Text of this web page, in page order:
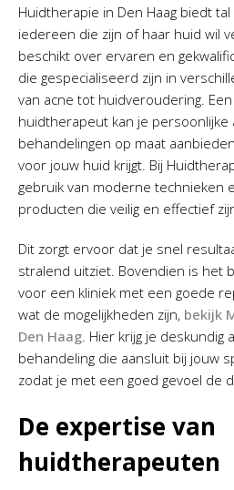
Huidtherapie in Den Haag biedt
iedereen die zijn of haar huid wil
beschikt over ervaren en
die gespecialiseerd zijn in
van acne tot huidveroudering.
huidtherapeut kan je persoonlijke
behandelingen op maat
voor jouw huid krijgt. Bij
gebruik van moderne technieken
producten die veilig en effectief
Dit zorgt ervoor dat je snel
stralend uitziet. Bovendien is het
voor een kliniek met een goede
wat de mogelijkheden zijn, bekijk
Den Haag. Hier krijg je deskundig
behandeling die aansluit bij jouw
zodat je met een goed gevoel de
De expertise van
huidtherapeuten